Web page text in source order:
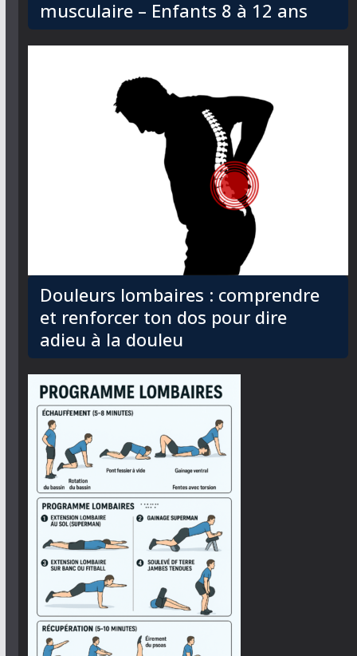
musculaire – Enfants 8 à 12 ans
Douleurs lombaires : comprendre
et renforcer ton dos pour dire
adieu à la douleu